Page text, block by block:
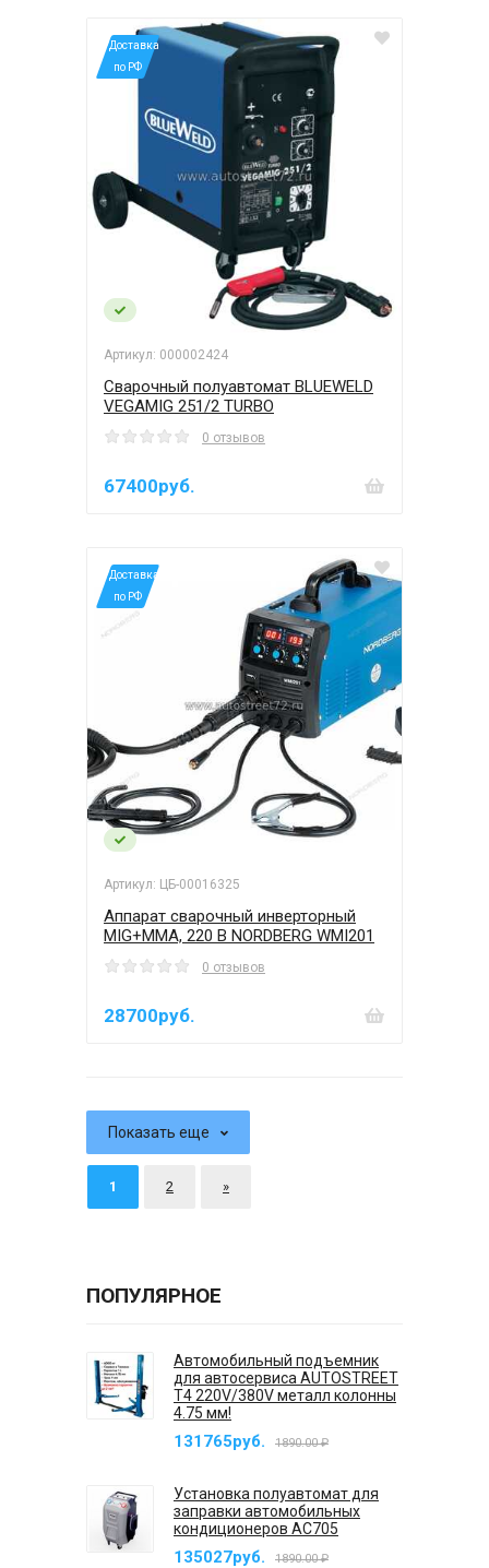
*Доставка
по РФ
Артикул: 000002424
Сварочный полуавтомат BLUEWELD
VEGAMIG 251/2 TURBO
0 отзывов
67400руб.
*Доставка
по РФ
Артикул: ЦБ-00016325
Аппарат сварочный инверторный
MIG+MMA, 220 В NORDBERG WMI201
0 отзывов
28700руб.
Показать еще
1 2 »
ПОПУЛЯРНОЕ
Автомобильный подъемник
для автосервиса AUTOSTREET
T4 220V/380V металл колонны
4.75 мм!
131765руб. 1890.00 ₽
Установка полуавтомат для
заправки автомобильных
кондиционеров AC705
135027руб. 1890.00 ₽